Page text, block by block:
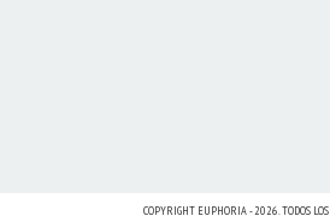
COPYRIGHT EUPHORIA - 2026. TODOS